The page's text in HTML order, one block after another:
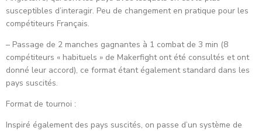
susceptibles d’interagir. Peu de changement en pratique pour les
compétiteurs Français.
– Passage de 2 manches gagnantes à 1 combat de 3 min (8
compétiteurs « habituels » de Makerfight ont été consultés et ont
donné leur accord), ce format étant également standard dans les
pays suscités.
Format de tournoi :
Inspiré également des pays suscités, on passe d’un système de